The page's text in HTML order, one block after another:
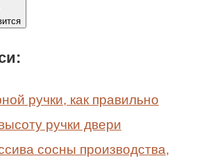
ручки, как правильно
ручки двери
сосны производства,